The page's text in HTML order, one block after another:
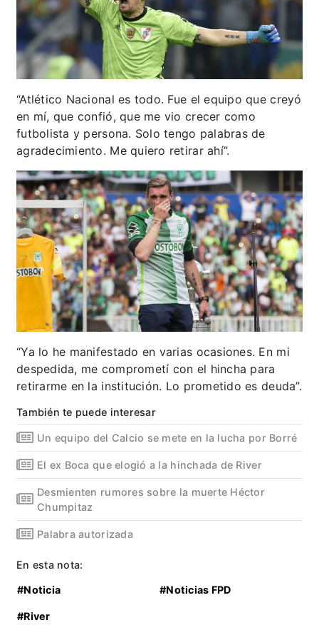
“Atlético Nacional es todo. Fue el equipo que creyó
en mí, que confió, que me vio crecer como
futbolista y persona. Solo tengo palabras de
agradecimiento. Me quiero retirar ahí”.
“Ya lo he manifestado en varias ocasiones. En mi
despedida, me comprometí con el hincha para
retirarme en la institución. Lo prometido es deuda”.
También te puede interesar
Un equipo del Calcio se mete en la lucha por Borré
El ex Boca que elogió a la hinchada de River
Desmienten rumores sobre la muerte Héctor
Chumpitaz
Palabra autorizada
En esta nota:
#Noticia #Noticias FPD
#River